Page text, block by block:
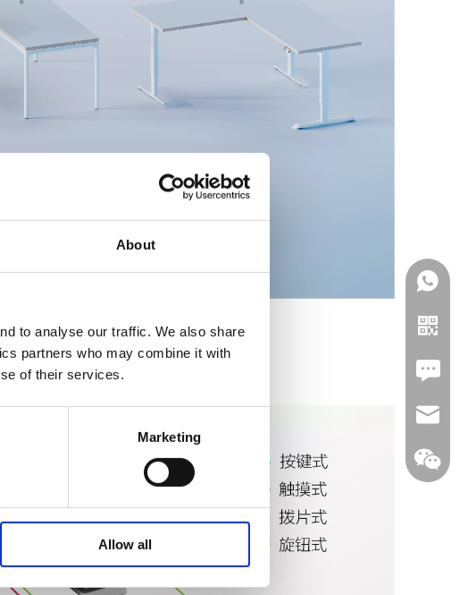
About
to analyse our traffic. We also share
partners who may combine it with
of their services.
Marketing
Allow all
Leave